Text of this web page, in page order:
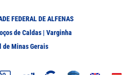
FEDERAL DE ALFENAS
de Caldas | Varginha
de Minas Gerais